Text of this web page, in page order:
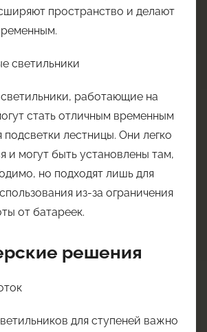
пространство и делают
светильники
работающие на
стать отличным временным
лестницы. Они легко
и могут быть установлены там,
но подходят лишь для
из-за ограничения
от батареек.
решения
для ступеней важно